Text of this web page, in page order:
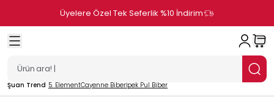
Üyelere Özel Tek Seferlik %10 İndirim
Şuan Trend 5. ElementCayenne Biberİpek Pul Biber